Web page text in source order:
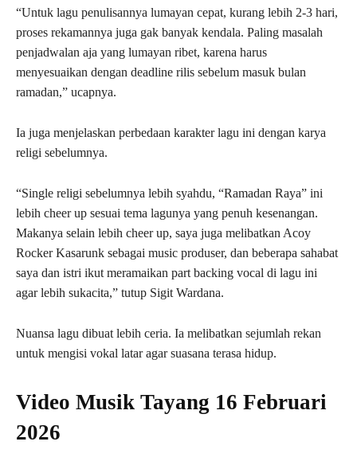
“Untuk lagu penulisannya lumayan cepat, kurang lebih 2-3 hari,
proses rekamannya juga gak banyak kendala. Paling masalah
penjadwalan aja yang lumayan ribet, karena harus
menyesuaikan dengan deadline rilis sebelum masuk bulan
ramadan,” ucapnya.
Ia juga menjelaskan perbedaan karakter lagu ini dengan karya
religi sebelumnya.
“Single religi sebelumnya lebih syahdu, “Ramadan Raya” ini
lebih cheer up sesuai tema lagunya yang penuh kesenangan.
Makanya selain lebih cheer up, saya juga melibatkan Acoy
Rocker Kasarunk sebagai music produser, dan beberapa sahabat
saya dan istri ikut meramaikan part backing vocal di lagu ini
agar lebih sukacita,” tutup Sigit Wardana.
Nuansa lagu dibuat lebih ceria. Ia melibatkan sejumlah rekan
untuk mengisi vokal latar agar suasana terasa hidup.
Video Musik Tayang 16 Februari
2026